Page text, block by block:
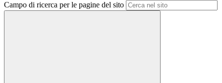
Campo di ricerca per le pagine del sito